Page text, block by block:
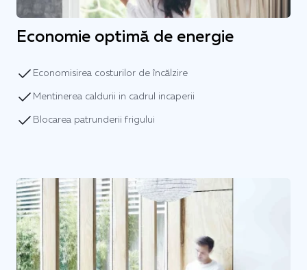
Economie optimă de energie
Economisirea costurilor de încălzire
Mentinerea caldurii in cadrul incaperii
Blocarea patrunderii frigului